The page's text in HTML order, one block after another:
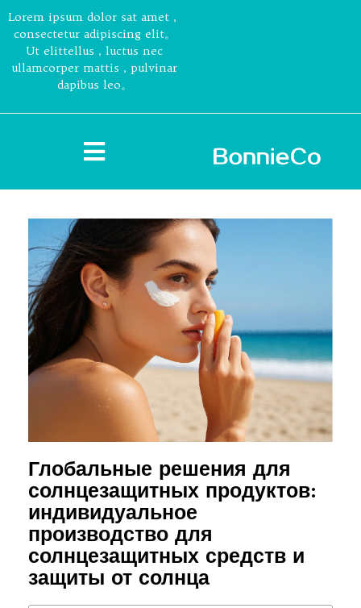
Lorem ipsum dolor sat amet，
consectetur adipiscing elit。
Ut elittellus，luctus nec
ullamcorper mattis，pulvinar
dapibus leo。
Глобальные решения для
солнцезащитных продуктов:
индивидуальное
производство для
солнцезащитных средств и
защиты от солнца